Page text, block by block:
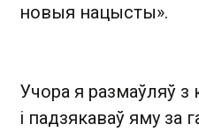
новыя нацысты».
Учора я размаўляў
і падзякаваў яму за